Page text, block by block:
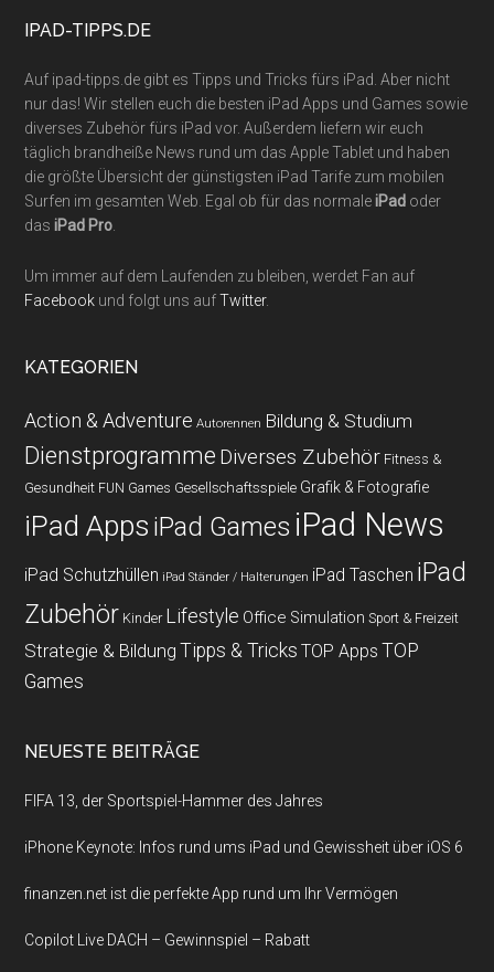
IPAD-TIPPS.DE
Auf ipad-tipps.de gibt es Tipps und Tricks fürs iPad. Aber nicht
nur das! Wir stellen euch die besten iPad Apps und Games sowie
diverses Zubehör fürs iPad vor. Außerdem liefern wir euch
täglich brandheiße News rund um das Apple Tablet und haben
die größte Übersicht der günstigsten iPad Tarife zum mobilen
Surfen im gesamten Web. Egal ob für das normaleiPad oder
dasiPad Pro
Um immer auf dem Laufenden zu bleiben, werdet Fan auf
Facebook und folgt uns aufTwitter.
KATEGORIEN
Action & Adventure Autorennen Bildung & Studium
Dienstprogramme Diverses Zubehör Fitness &
Gesundheit FUN Games Gesellschaftsspiele Grafik & Fotografie
iPad Apps iPad Games iPad News
iPad Schutzhüllen iPad Ständer / Halterungen iPad Taschen iPad
Zubehör Kinder Lifestyle Office Simulation Sport & Freizeit
Strategie & Bildung Tipps & Tricks TOP Apps TOP
Games
NEUESTE BEITRÄGE
FIFA 13, der Sportspiel-Hammer des Jahres
iPhone Keynote: Infos rund ums iPad und Gewissheit über iOS 6
finanzen.net ist die perfekte App rund um Ihr Vermögen
Copilot Live DACH – Gewinnspiel – Rabatt